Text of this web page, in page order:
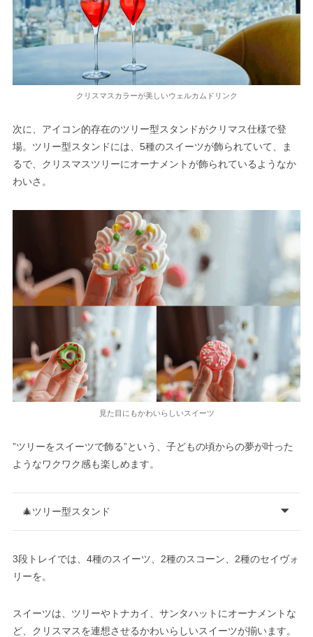
クリスマスカラーが美しいウェルカムドリンク
次に、アイコン的存在のツリー型スタンドがクリマス仕様で登
場。ツリー型スタンドには、5種のスイーツが飾られていて、ま
るで、クリスマスツリーにオーナメントが飾られているようなか
わいさ。
見た目にもかわいらしいスイーツ
”ツリーをスイーツで飾る”という、子どもの頃からの夢が叶った
ようなワクワク感も楽しめます。
🎄ツリー型スタンド
3段トレイでは、4種のスイーツ、2種のスコーン、2種のセイヴォ
リーを。
スイーツは、ツリーやトナカイ、サンタハットにオーナメントな
ど、クリスマスを連想させるかわいらしいスイーツが揃います。